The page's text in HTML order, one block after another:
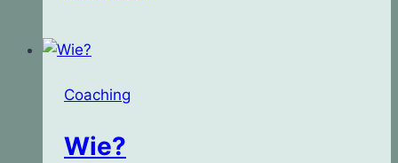
Coaching
Wie?